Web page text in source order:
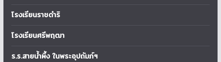
โรงเรียนราชดำริ
โรงเรียนศรีพฤฒา
ร.ร.สายน้ำผึ้ง ในพระอุปถัมภ์ฯ